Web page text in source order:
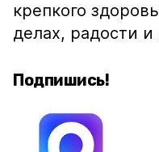
крепкого
делах, радости
Подпишись!